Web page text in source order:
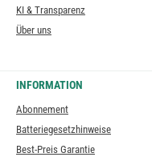
KI & Transparenz
Über uns
INFORMATION
Abonnement
Batteriegesetzhinweise
Best-Preis Garantie